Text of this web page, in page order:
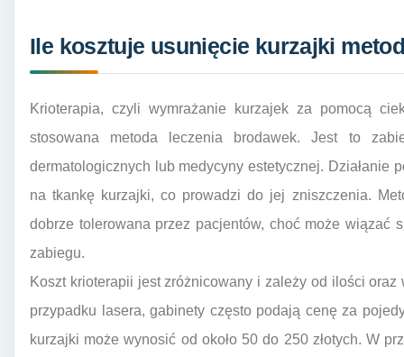
Ile kosztuje usunięcie kurzajki
Krioterapia, czyli wymrażanie kurzajek za pomocą
stosowana metoda leczenia brodawek. Jest to
dermatologicznych lub medycyny estetycznej. Działanie
na tkankę kurzajki, co prowadzi do jej zniszczenia.
dobrze tolerowana przez pacjentów, choć może wiązać
zabiegu.
Koszt krioterapii jest zróżnicowany i zależy od ilości
przypadku lasera, gabinety często podają cenę za
kurzajki może wynosić od około 50 do 250 złotych. W